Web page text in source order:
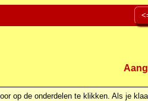
op de onderdelen te klikken. Als je